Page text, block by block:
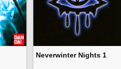
Neverwinter Nights 1